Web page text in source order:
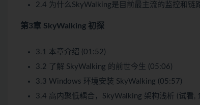
2.4 为什么SkyWalking是目前最主流的监控和链
第3章 SkyWalking 初探
3.1 本章介绍 (01:52)
3.2 了解 SkyWalking 的前世今生 (05:06)
3.3 Windows 环境安装 SkyWalking (05:57)
3.4 高内聚低耦合，SkyWalking 架构浅析 (试看,